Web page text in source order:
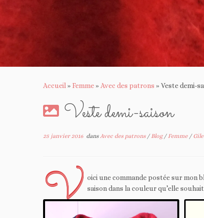
Accueil » Femme» Avec des patrons » Veste demi-
Veste demi-saison
25 janvier 2016 dans Avec des patrons / Blog/ Femme /
V oici une commande postée sur mon
saison dans la couleur qu’elle